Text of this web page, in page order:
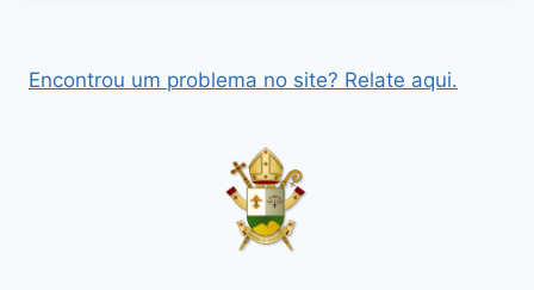
Encontrou um problema no site? Relate aqui.